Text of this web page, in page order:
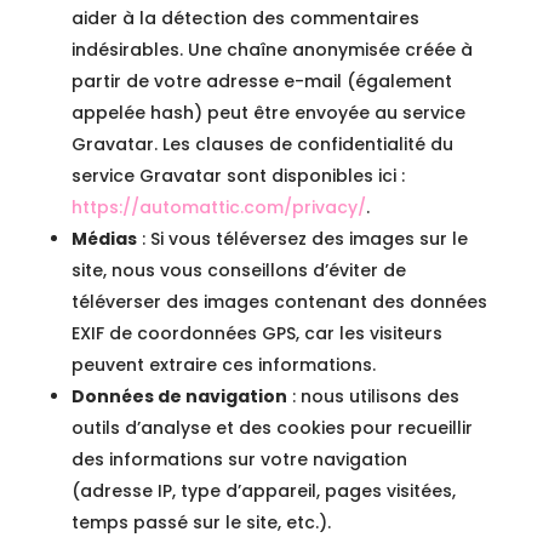
aider à la détection des commentaires
indésirables. Une chaîne anonymisée créée à
partir de votre adresse e-mail (également
appelée hash) peut être envoyée au service
Gravatar. Les clauses de confidentialité du
service Gravatar sont disponibles ici :
https://automattic.com/privacy/.
Médias: Si vous téléversez des images sur le
site, nous vous conseillons d’éviter de
téléverser des images contenant des données
EXIF de coordonnées GPS, car les visiteurs
peuvent extraire ces informations.
Données de navigation : nous utilisons des
outils d’analyse et des cookies pour recueillir
des informations sur votre navigation
(adresse IP, type d’appareil, pages visitées,
temps passé sur le site, etc.).